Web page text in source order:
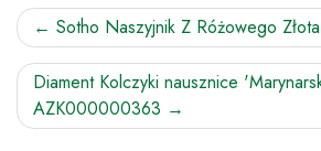
Nawigacja
wpisu
Sotho Naszyjnik Z Różowego
Diament Kolczyki nausznice
AZK000000363